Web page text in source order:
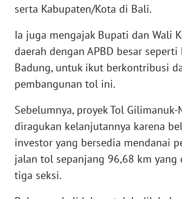
serta Kabupaten/Kota di Bali.
Ia juga mengajak Bupati dan Wali
daerah dengan APBD besar seperti
Badung, untuk ikut berkontribusi
pembangunan tol ini.
Sebelumnya, proyek Tol
diragukan kelanjutannya karena
investor yang bersedia mendanai
jalan tol sepanjang 96,68 km yang
tiga seksi.
NTB
WN
SULTENG
WN
WN
BABEL
WN
SUMBAR